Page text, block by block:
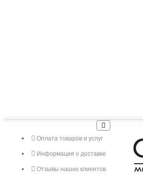
Оплата товаров и услуг
Информация о доставке
Отзывы наших клиентов